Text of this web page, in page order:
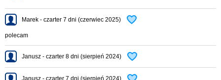
Wysokość – 2,08m
Zanurzenie – 0,35m
Wyposażenie:
Marek - czarter 7 dni (czerwiec 2025)
polecam
Janusz - czarter 8 dni (sierpień 2024)
Janusz - czarter 7 dni (sierpień 2024)